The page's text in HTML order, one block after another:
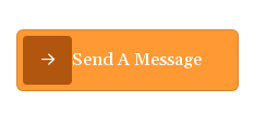
Send A Message